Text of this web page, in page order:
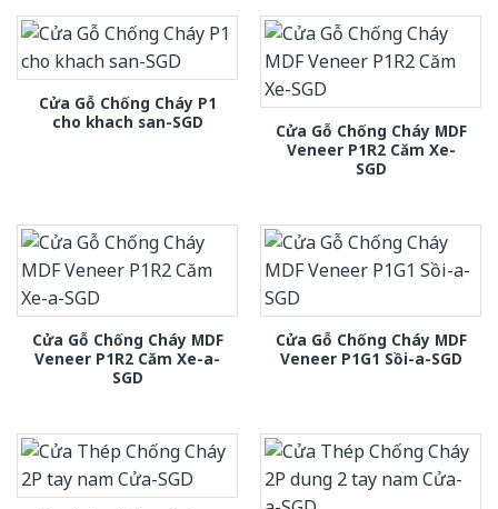
Cửa Gỗ Chống Cháy P1
cho khach san-SGD
Cửa Gỗ Chống Cháy MDF
Veneer P1R2 Căm Xe-
SGD
Cửa Gỗ Chống Cháy MDF
Veneer P1R2 Căm Xe-a-
SGD
Cửa Gỗ Chống Cháy MDF
Veneer P1G1 Sồi-a-SGD